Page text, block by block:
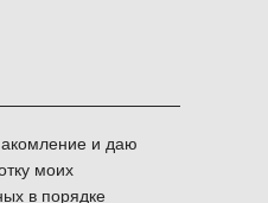
и даю
моих
в порядке